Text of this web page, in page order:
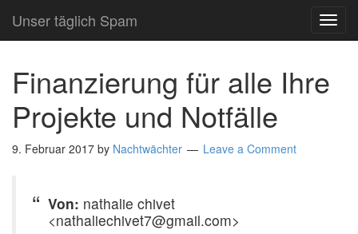
Unser täglich Spam
Finanzierung für alle Ihre
Projekte und Notfälle
9. Februar 2017 by Nachtwächter Leave a Comment
Von: nathalie chivet
<nathaliechivet7@gmail.com>